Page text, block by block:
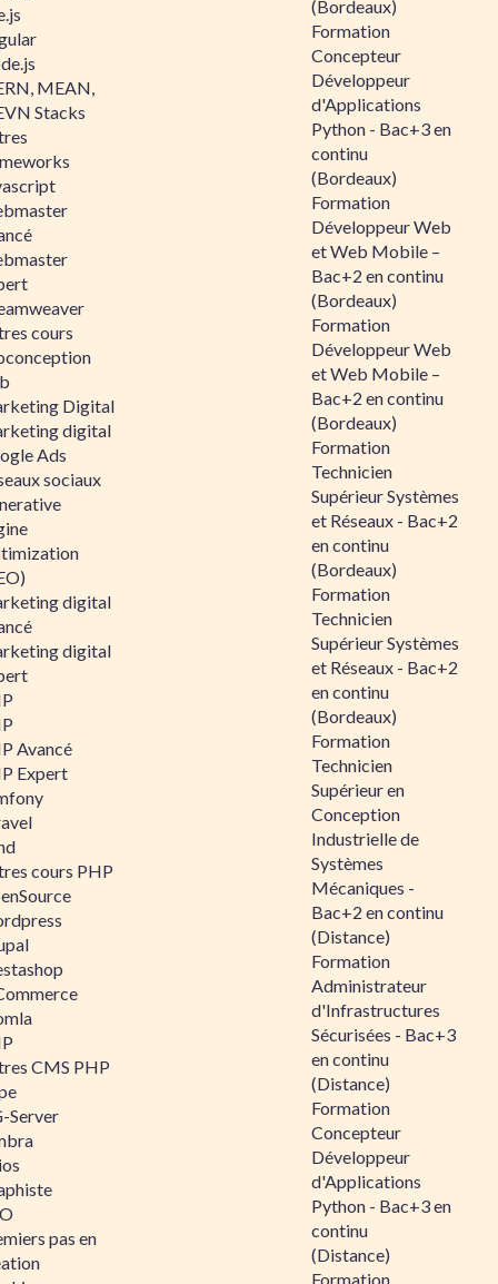
MEAN,
Stacks
cours
Digital
digital
Ads
sociaux
digital
digital
Avancé
Expert
cours PHP
CMS PHP
Server
pas en
(Bordeaux)
Formation
Concepteur
Développeur
d'Applications
Python - Bac+3 en
continu
(Bordeaux)
Formation
Développeur Web
et Web Mobile –
Bac+2 en continu
(Bordeaux)
Formation
Développeur Web
et Web Mobile –
Bac+2 en continu
(Bordeaux)
Formation
Technicien
Supérieur Systèmes
et Réseaux - Bac+2
en continu
(Bordeaux)
Formation
Technicien
Supérieur Systèmes
et Réseaux - Bac+2
en continu
(Bordeaux)
Formation
Technicien
Supérieur en
Conception
Industrielle de
Systèmes
Mécaniques -
Bac+2 en continu
(Distance)
Formation
Administrateur
d'Infrastructures
Sécurisées - Bac+3
en continu
(Distance)
Formation
Concepteur
Développeur
d'Applications
Python - Bac+3 en
continu
(Distance)
Formation